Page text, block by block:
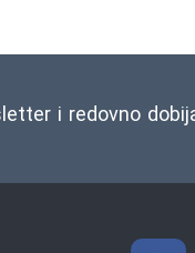
i redovno